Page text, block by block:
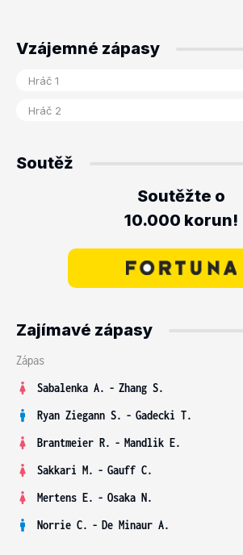
Vzájemné zápasy
Soutěž
Soutěžte o
10.000 korun!
Zajímavé zápasy
Zápas
Sabalenka A. - Zhang S.
Ryan Ziegann S. - Gadecki T.
Brantmeier R. - Mandlik E.
Sakkari M. - Gauff C.
Mertens E. - Osaka N.
Norrie C. - De Minaur A.